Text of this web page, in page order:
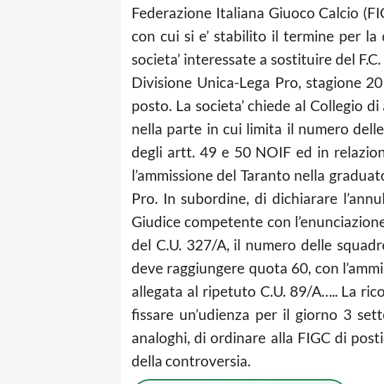
Federazione Italiana Giuoco Calcio
con cui si e’ stabilito il termine per
societa’ interessate a sostituire del
Divisione Unica-Lega Pro, stagione
posto. La societa’ chiede al Collegio
nella parte in cui limita il numero
degli artt. 49 e 50 NOIF ed in
l’ammissione del Taranto nella
Pro. In subordine, di dichiarare
Giudice competente con
del C.U. 327/A, il numero delle
deve raggiungere quota 60, con
allegata al ripetuto C.U. 89/A….. La
fissare un’udienza per il giorno 3
analoghi, di ordinare alla FIGC di
della controversia.